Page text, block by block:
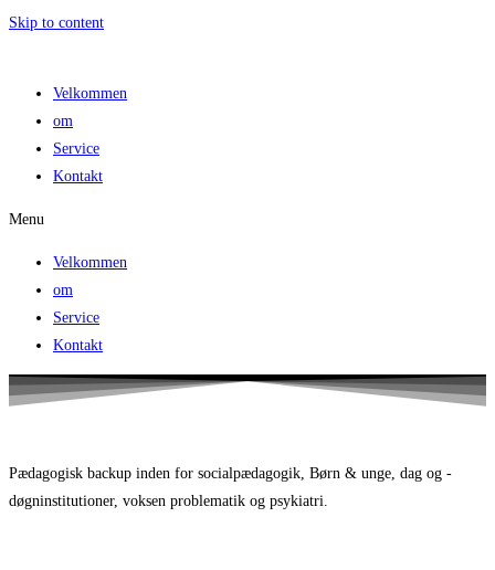
Skip to content
Velkommen
om
Service
Kontakt
Menu
Velkommen
om
Service
Kontakt
Pædagogisk backup inden for socialpædagogik, Børn & unge, dag og -
døgninstitutioner, voksen problematik og psykiatri.